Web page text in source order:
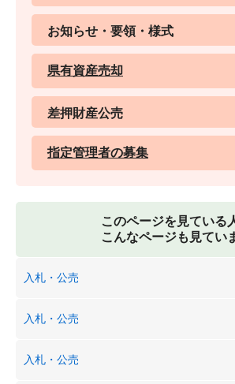
お知らせ・要領・様式
県有資産売却
差押財産公売
指定管理者の募集
このページを見ている
こんなページも見てい
入札・公売
入札・公売
入札・公売